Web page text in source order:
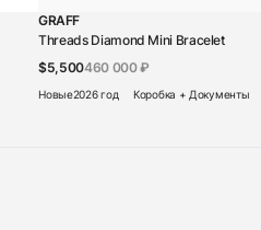
GRAFF
Threads Diamond Mini Bracelet
$5,500460 000 ₽
Новые2026 год Коробка + Документы